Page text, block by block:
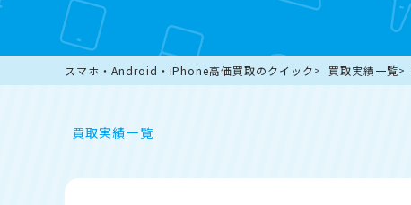
スマホ・Android・iPhone高価買取のクイック 買取実績一覧
買取実績一覧